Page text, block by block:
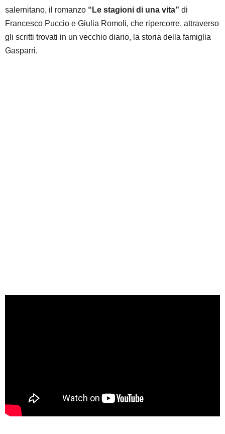
salernitano, il romanzo “Le stagioni di una vita” di
Francesco Puccio e Giulia Romoli, che ripercorre, attraverso
gli scritti trovati in un vecchio diario, la storia della famiglia
Gasparri.